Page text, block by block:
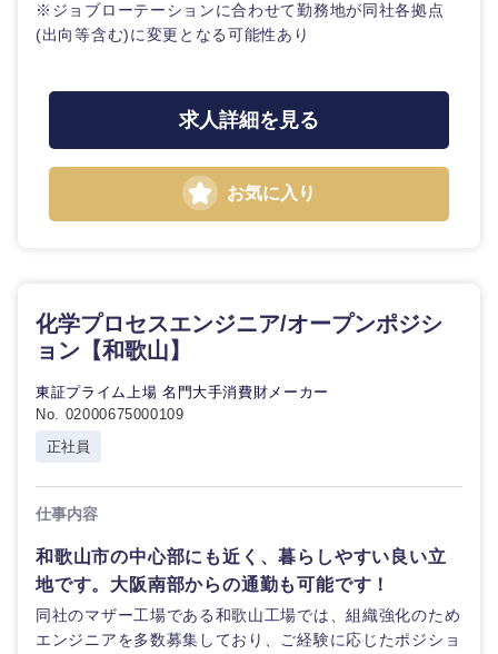
※ジョブローテーションに合わせて勤務地が同社各拠点
(出向等含む)に変更となる可能性あり
求人詳細を見る
お気に入り
化学プロセスエンジニア/オープンポジシ
ョン【和歌山】
東証プライム上場 名門大手消費財メーカー
No. 02000675000109
正社員
仕事内容
和歌山市の中心部にも近く、暮らしやすい良い立
地です。大阪南部からの通勤も可能です！
同社のマザー工場である和歌山工場では、組織強化のため
エンジニアを多数募集しており、ご経験に応じたポジショ